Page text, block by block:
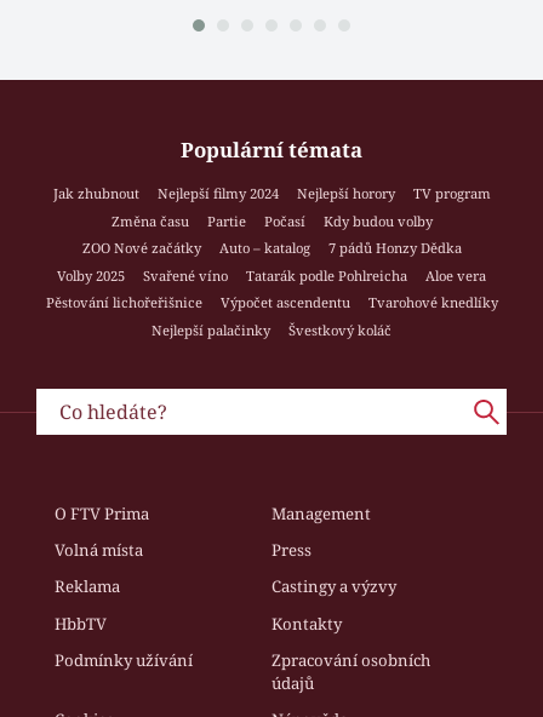
Populární témata
Jak zhubnout Nejlepší filmy 2024 Nejlepší horory
TV program
Změna času
Partie Počasí
Kdy budou volby
ZOO Nové začátky
Auto – katalog
7 pádů Honzy Dědka
Volby 2025
Svařené víno Tatarák podle Pohlreicha
Aloe vera
Pěstování lichořeřišnice
Výpočet ascendentu
Tvarohové knedlíky
Nejlepší palačinky
Švestkový koláč
O FTV Prima
Management
Volná místa
Press
Reklama
Castingy a výzvy
HbbTV
Kontakty
Podmínky užívání
Zpracování osobních
údajů